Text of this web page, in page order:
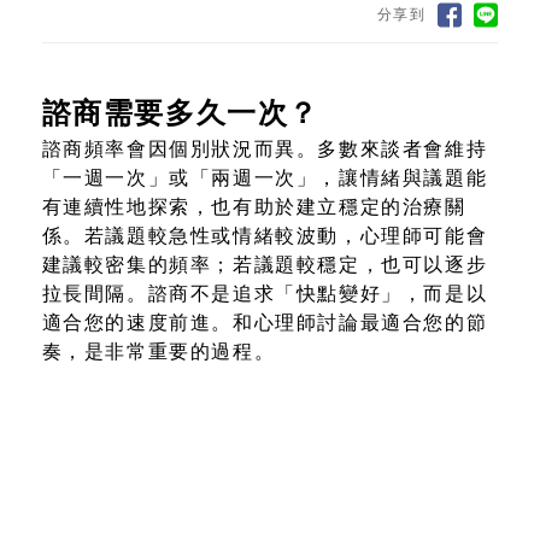
分享到
諮商需要多久一次？
諮商頻率會因個別狀況而異。多數來談者會維持
「一週一次」或「兩週一次」，讓情緒與議題能
有連續性地探索，也有助於建立穩定的治療關
係。若議題較急性或情緒較波動，心理師可能會
建議較密集的頻率；若議題較穩定，也可以逐步
拉長間隔。諮商不是追求「快點變好」，而是以
適合您的速度前進。和心理師討論最適合您的節
奏，是非常重要的過程。